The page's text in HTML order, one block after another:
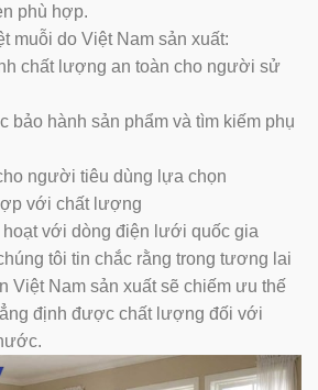
phù hợp.
muỗi do Việt Nam sản xuất:
chất lượng an toàn cho người sử
bảo hành sản phẩm và tìm kiếm phụ
người tiêu dùng lựa chọn
với chất lượng
với dòng điện lưới quốc gia
tôi tin chắc rằng trong tương lai
Việt Nam sản xuất sẽ chiếm ưu thế
định được chất lượng đối với